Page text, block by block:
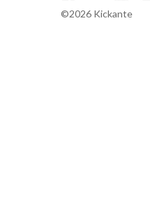
©2026 Kickante